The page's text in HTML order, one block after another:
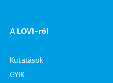
A LOVI-ról
Kutatások
GYIK